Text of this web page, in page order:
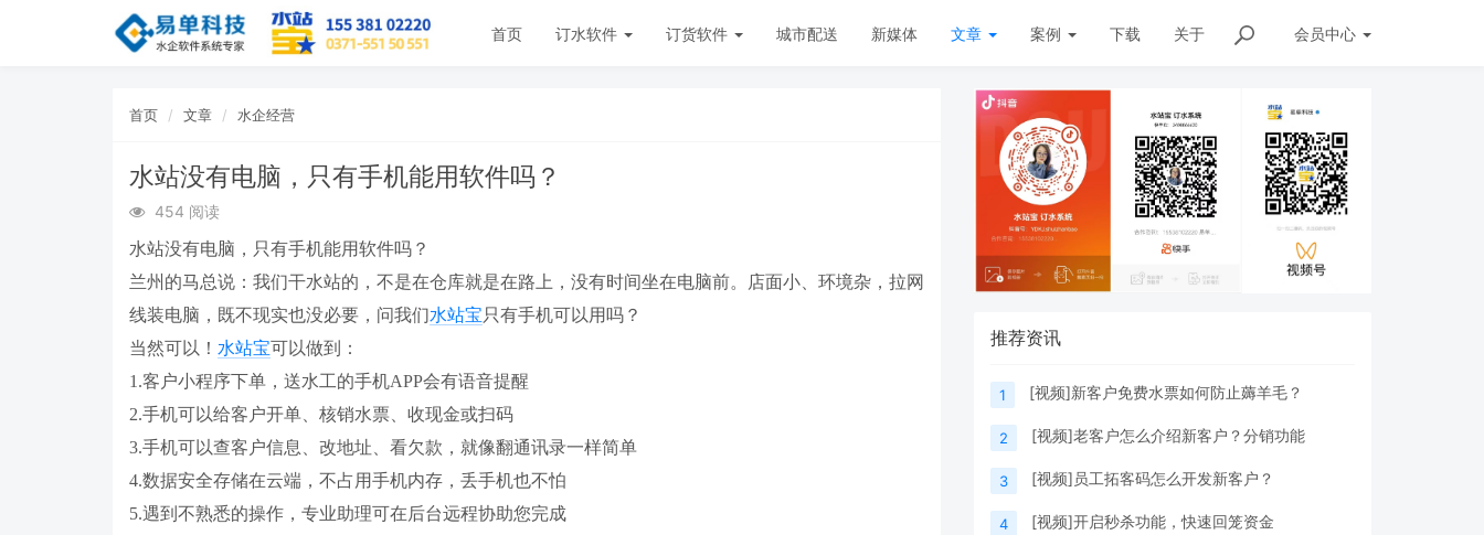
首页 订水软件 订货软件 城市配送 新媒体 文章 案例 下载 关于 联系 会员中心
首页 文章 水企经营
水站没有电脑，只有手机能用软件吗？
454 阅读
水站没有电脑，只有手机能用软件吗？
兰州的马总说：我们干水站的，不是在仓库就是在路上，没有时间坐在电脑前。店面小、环境杂，拉网
线装电脑，既不现实也没必要，问我们水站宝 只有手机可以用吗？
当然可以！ 水站宝可以做到：
1.客户小程序下单，送水工的手机APP会有语音提醒
2.手机可以给客户开单、核销水票、收现金或扫码
3.手机可以查客户信息、改地址、看欠款，就像翻通讯录一样简单
4.数据安全存储在云端，不占用手机内存，丢手机也不怕
5.遇到不熟悉的操作，专业助理可在后台远程协助您完成
推荐资讯
1 [视频]新客户免费水票如何防止薅羊毛？
2 [视频]老客户怎么介绍新客户？分销功能
3 [视频]员工拓客码怎么开发新客户？
4 [视频]开启秒杀功能，快速回笼资金